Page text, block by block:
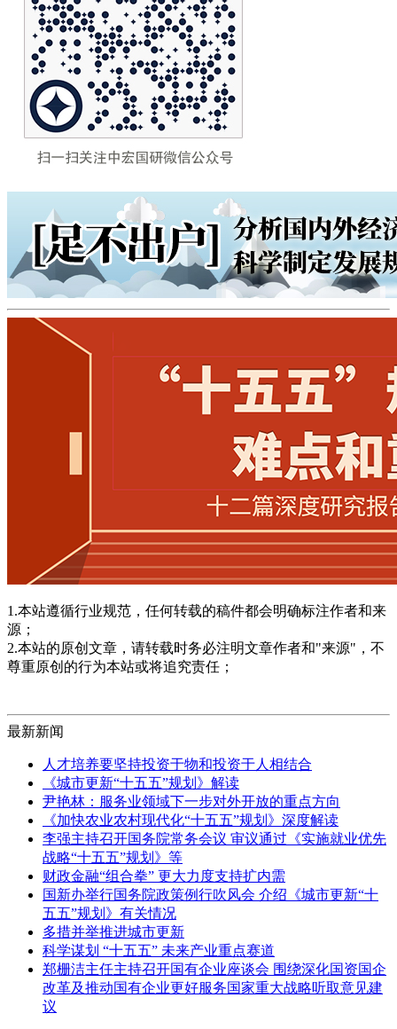
1.本站遵循行业规范，任何转载的稿件都会明确标注作者和来
源；
2.本站的原创文章，请转载时务必注明文章作者和"来源"，不
尊重原创的行为本站或将追究责任；
最新新闻
人才培养要坚持投资于物和投资于人相结合
《城市更新“十五五”规划》解读
尹艳林：服务业领域下一步对外开放的重点方向
《加快农业农村现代化“十五五”规划》深度解读
李强主持召开国务院常务会议 审议通过《实施就业优先
战略“十五五”规划》等
财政金融“组合拳” 更大力度支持扩内需
国新办举行国务院政策例行吹风会 介绍《城市更新“十
五五”规划》有关情况
多措并举推进城市更新
科学谋划 “十五五” 未来产业重点赛道
郑栅洁主任主持召开国有企业座谈会 围绕深化国资国企
改革及推动国有企业更好服务国家重大战略听取意见建
议